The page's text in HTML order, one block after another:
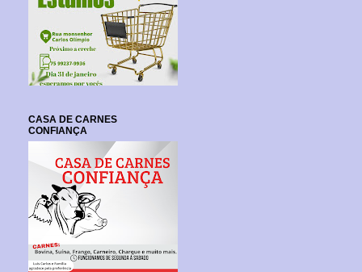
CASA DE CARNES
CONFIANÇA